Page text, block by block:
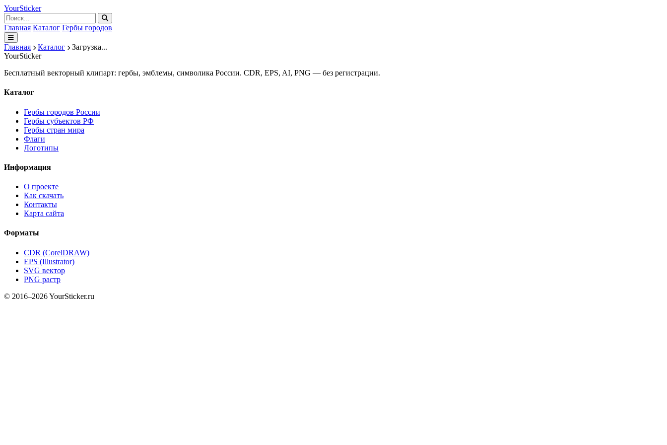
YourSticker
Главная Каталог Гербы городов
Главная Каталог
Загрузка...
YourSticker
Бесплатный векторный клипарт: гербы, эмблемы, символика России. CDR, EPS, AI, PNG — без регистрации.
Каталог
Гербы городов России
Гербы субъектов РФ
Гербы стран мира
Флаги
Логотипы
Информация
О проекте
Как скачать
Контакты
Карта сайта
Форматы
CDR (CorelDRAW)
EPS (Illustrator)
SVG вектор
PNG растр
© 2016–2026 YourSticker.ru